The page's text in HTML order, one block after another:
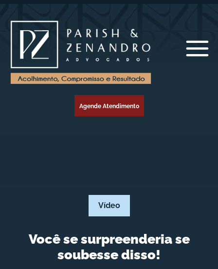
Agende Atendimento
Vídeo
Você se surpreenderia se
soubesse disso!